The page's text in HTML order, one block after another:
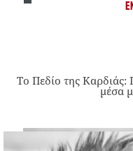
Το Πεδίο της Καρδιάς:
μέσα